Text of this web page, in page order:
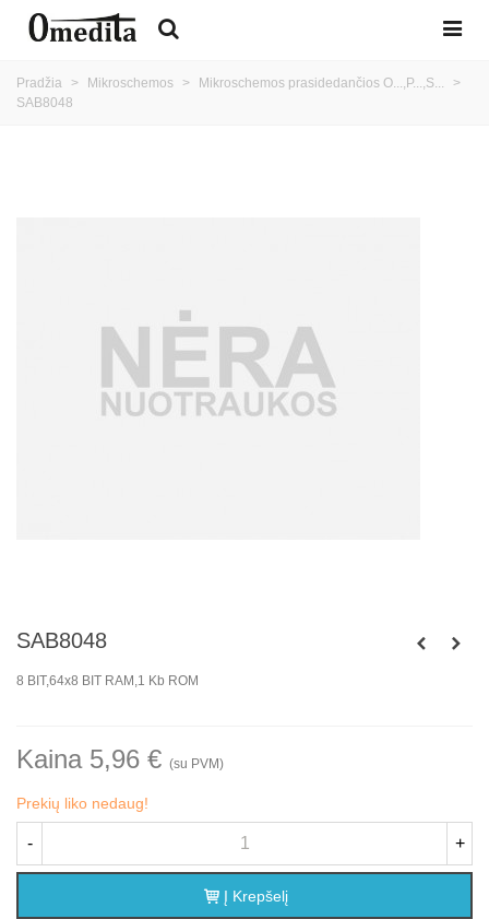
Pradžia > Mikroschemos > Mikroschemos prasidedančios O...,P...,S...
>
SAB8048
SAB8048
8 BIT,64x8 BIT RAM,1 Kb ROM
Kaina 5,96 € (su PVM)
Prekių liko nedaug!
- +
Į Krepšelį